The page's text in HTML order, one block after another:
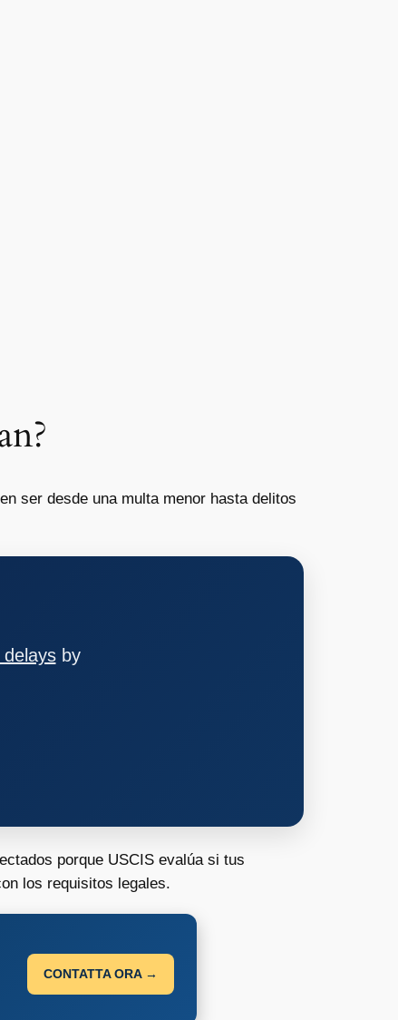
ser desde una multa menor hasta delitos
by
porque USCIS evalúa si tus
los requisitos legales.
CONTATTA ORA →